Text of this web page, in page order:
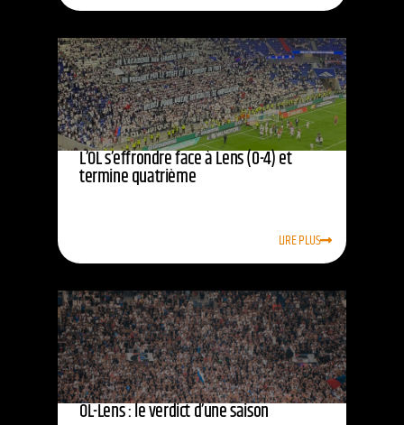
L’OL s’effrondre face à Lens (0-4) et
termine quatrième
LIRE PLUS
OL-Lens : le verdict d’une saison